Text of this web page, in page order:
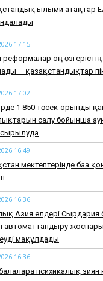
ғылыми атақтар
17:15
реформалар оң
– қазақстандықтар
17:02
1 850 төсек-орынды
салу бойынша
16:49
мектептерінде баға
16:36
Азия елдері Сырдария
автоматтандыру
мақұлдады
16:36
психикалық зиян